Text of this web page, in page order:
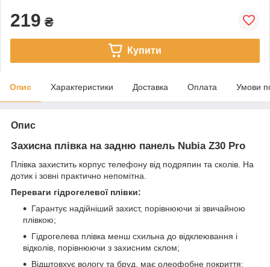
219 ₴
Купити
Опис Характеристики Доставка Оплата Умови
Опис
Захисна плівка на задню панель Nubia Z30 Pro
Плівка захистить корпус телефону від подряпин та сколів. На
дотик і зовні практично непомітна.
Переваги гідрогелевої плівки:
Гарантує надійніший захист, порівнюючи зі звичайною
плівкою;
Гідрогелева плівка менш схильна до відклеювання і
відколів, порівнюючи з захисним склом;
Відштовхує вологу та бруд, має олеофобне покриття;